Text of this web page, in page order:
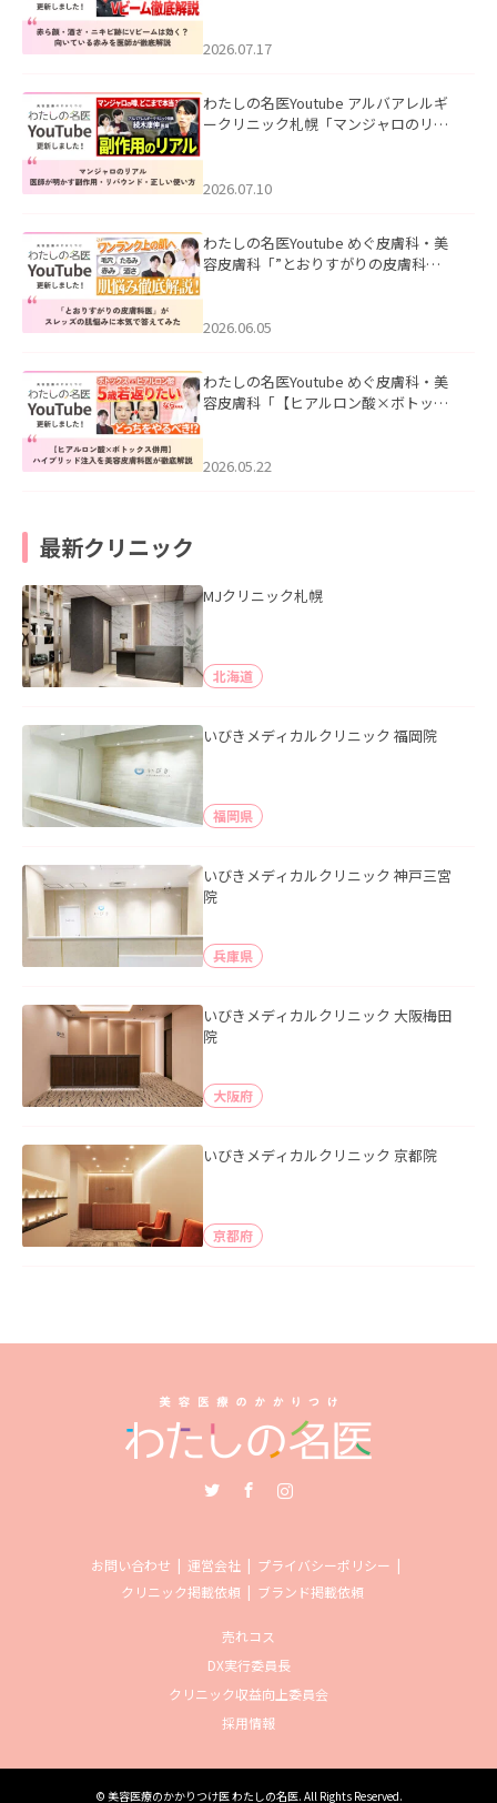
した。
2026.07.17
わたしの名医Youtube アルバアレルギ
ークリニック札幌「マンジャロのリア
た。
2026.07.10
わたしの名医Youtube めぐ皮膚科・美
容皮膚科「”とおりすがりの皮膚科
2026.06.05
わたしの名医Youtube めぐ皮膚科・美
容皮膚科「【ヒアルロン酸×ボトック
た。
2026.05.22
最新クリニック
MJクリニック札幌
北海道
いびきメディカルクリニック 福岡院
福岡県
いびきメディカルクリニック 神戸三宮
院
兵庫県
いびきメディカルクリニック 大阪梅田
院
大阪府
いびきメディカルクリニック 京都院
京都府
お問い合わせ 運営会社
プライバシーポリシー
クリニック掲載依頼
ブランド掲載依頼
売れコス
DX実行委員長
クリニック収益向上委員会
採用情報
© 美容医療のかかりつけ医 わたしの名医. All Rights Reserved.